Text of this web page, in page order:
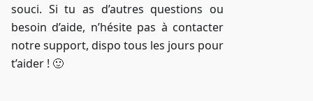
souci. Si tu as d’autres questions ou
besoin d’aide, n’hésite pas à contacter
notre support, dispo tous les jours pour
t’aider ! 🙂